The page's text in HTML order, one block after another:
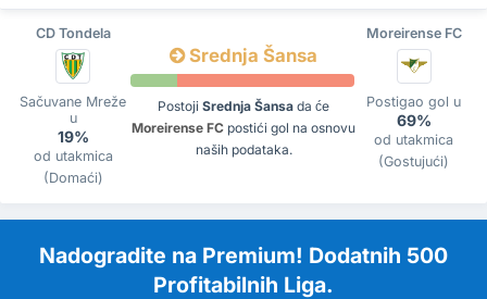
CD Tondela Moreirense FC
Sačuvane Mreže
u
19%
od utakmica
(Domaći)
Srednja Šansa
Postoji Srednja Šansa da će
Moreirense FC postići gol na osnovu
naših podataka.
Postigao gol u
69%
od utakmica
(Gostujući)
Nadogradite na Premium! Dodatnih 500
Profitabilnih Liga.